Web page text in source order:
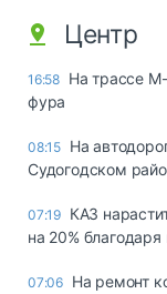
Центр
16:58 На трассе
фура
08:15 На
Судогодском
07:19 КАЗ
на 20%
07:06 На ремонт